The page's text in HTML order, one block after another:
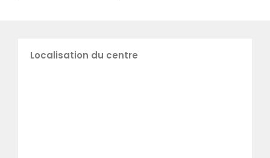
Localisation du centre